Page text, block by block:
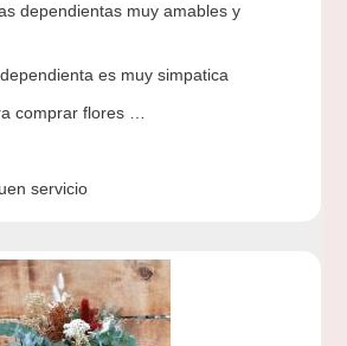
dependientas muy amables y
es muy simpatica
comprar flores …
servicio